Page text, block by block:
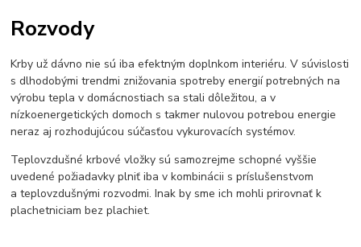
Rozvody
Krby už dávno nie sú iba efektným doplnkom interiéru. V súvislosti
s dlhodobými trendmi znižovania spotreby energií potrebných na
výrobu tepla v domácnostiach sa stali dôležitou, a v
nízkoenergetických domoch s takmer nulovou potrebou energie
neraz aj rozhodujúcou súčasťou vykurovacích systémov.
Teplovzdušné krbové vložky sú samozrejme schopné vyššie
uvedené požiadavky plniť iba v kombinácii s príslušenstvom
a teplovzdušnými rozvodmi. Inak by sme ich mohli prirovnať k
plachetniciam bez plachiet.